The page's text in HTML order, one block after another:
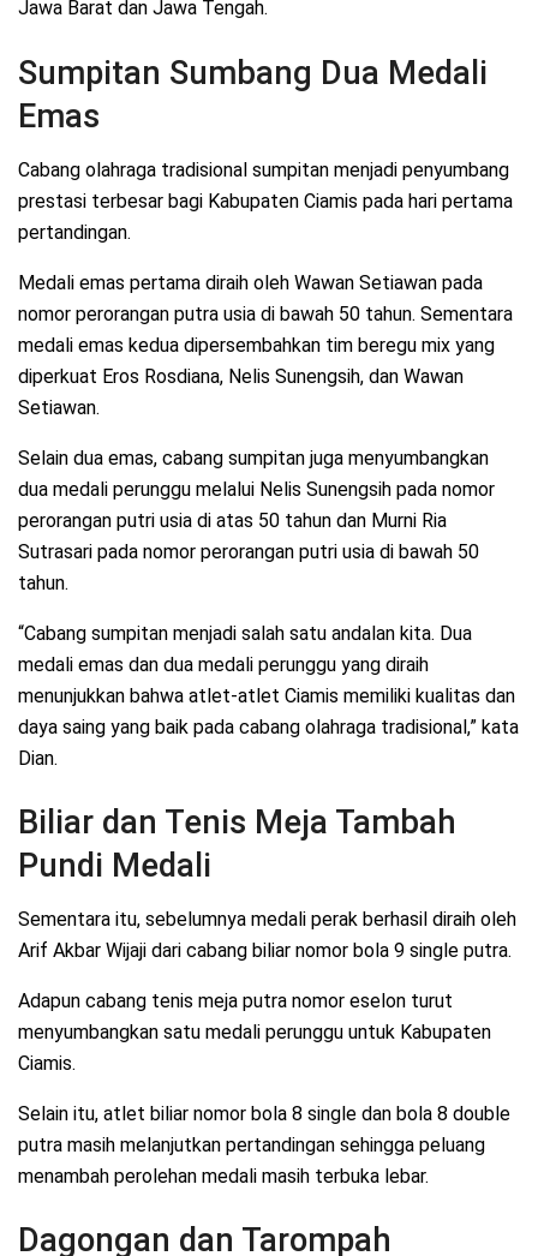
Jawa Barat dan Jawa Tengah.
Sumpitan Sumbang Dua Medali
Emas
Cabang olahraga tradisional sumpitan menjadi penyumbang
prestasi terbesar bagi Kabupaten Ciamis pada hari pertama
pertandingan.
Medali emas pertama diraih oleh Wawan Setiawan pada
nomor perorangan putra usia di bawah 50 tahun. Sementara
medali emas kedua dipersembahkan tim beregu mix yang
diperkuat Eros Rosdiana, Nelis Sunengsih, dan Wawan
Setiawan.
Selain dua emas, cabang sumpitan juga menyumbangkan
dua medali perunggu melalui Nelis Sunengsih pada nomor
perorangan putri usia di atas 50 tahun dan Murni Ria
Sutrasari pada nomor perorangan putri usia di bawah 50
tahun.
“Cabang sumpitan menjadi salah satu andalan kita. Dua
medali emas dan dua medali perunggu yang diraih
menunjukkan bahwa atlet-atlet Ciamis memiliki kualitas dan
daya saing yang baik pada cabang olahraga tradisional,” kata
Dian.
Biliar dan Tenis Meja Tambah
Pundi Medali
Sementara itu, sebelumnya medali perak berhasil diraih oleh
Arif Akbar Wijaji dari cabang biliar nomor bola 9 single putra.
Adapun cabang tenis meja putra nomor eselon turut
menyumbangkan satu medali perunggu untuk Kabupaten
Ciamis.
Selain itu, atlet biliar nomor bola 8 single dan bola 8 double
putra masih melanjutkan pertandingan sehingga peluang
menambah perolehan medali masih terbuka lebar.
Dagongan dan Tarompah